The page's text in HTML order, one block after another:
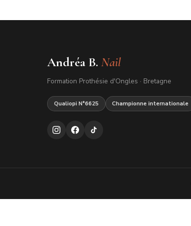
Andréa B. Nail
Formation Prothésie d'Ongles · Bretagne
Qualiopi N°6625 Championne internationale